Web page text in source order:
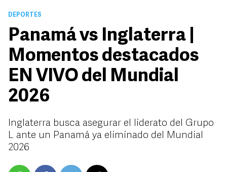
DEPORTES
Panamá vs Inglaterra |
Momentos destacados
EN VIVO del Mundial
2026
Inglaterra busca asegurar el liderato del Grupo
L ante un Panamá ya eliminado del Mundial
2026